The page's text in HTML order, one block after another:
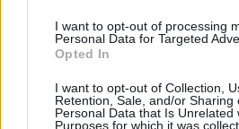
I want to opt-out of processing
Personal Data for Targeted
Opted In
I want to opt-out of Collection,
Retention, Sale, and/or Sharing
Personal Data that Is Unrelated
Purposes for which it was
Paolo Pinna